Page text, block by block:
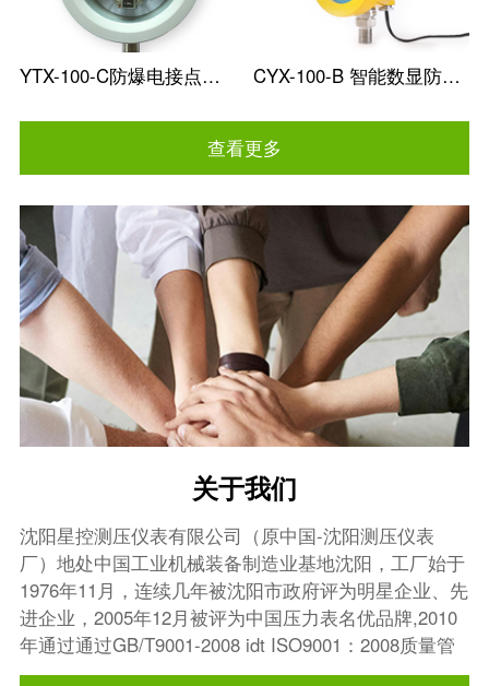
YTX-100-C防爆电接点压力表 CYX-100-B 智能数显防爆电接点压力表
查看更多
关于我们
沈阳星控测压仪表有限公司（原中国-沈阳测压仪表
厂）地处中国工业机械装备制造业基地沈阳，工厂始于
1976年11月，连续几年被沈阳市政府评为明星企业、先
进企业，2005年12月被评为中国压力表名优品牌,2010
年通过通过GB/T9001-2008 idt ISO9001：2008质量管
理体系认证。